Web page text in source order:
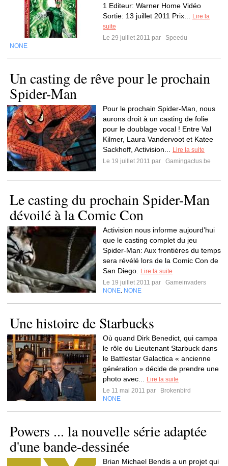
1 Editeur: Warner Home Vidéo
Sortie: 13 juillet 2011 Prix...
Lire la
suite
Le 29 juillet 2011 par
Speedu
NONE
Un casting de rêve pour le prochain
Spider-Man
Pour le prochain Spider-Man, nous
aurons droit à un casting de folie
pour le doublage vocal ! Entre Val
Kilmer, Laura Vandervoot et Katee
Sackhoff, Activision...
Lire la suite
Le 19 juillet 2011 par
Gamingactus.be
Le casting du prochain Spider-Man
dévoilé à la Comic Con
Activision nous informe aujourd’hui
que le casting complet du jeu
Spider-Man: Aux frontières du temps
sera révélé lors de la Comic Con de
San Diego.
Lire la suite
Le 19 juillet 2011 par
Gameinvaders
NONE NONE
Une histoire de Starbucks
Où quand Dirk Benedict, qui campa
le rôle du Lieutenant Starbuck dans
le Battlestar Galactica « ancienne
génération » décide de prendre une
photo avec...
Lire la suite
Le 11 mai 2011 par
Brokenbird
NONE
Powers ... la nouvelle série adaptée
d'une bande-dessinée
Brian Michael Bendis a un projet qui